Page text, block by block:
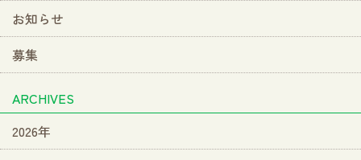
お知らせ
募集
ARCHIVES
2026年